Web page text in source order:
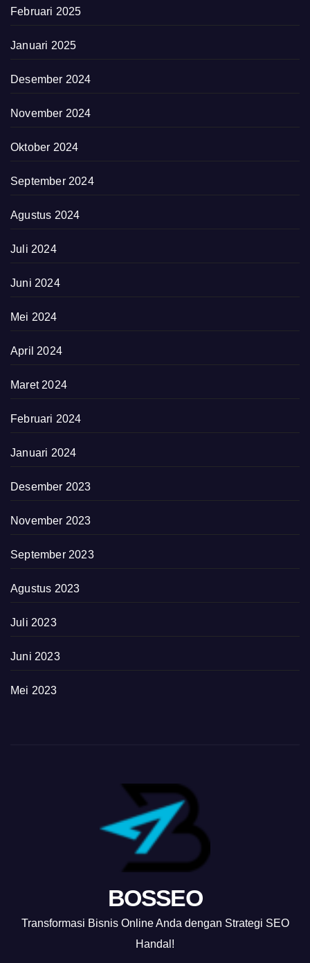
Februari 2025
Januari 2025
Desember 2024
November 2024
Oktober 2024
September 2024
Agustus 2024
Juli 2024
Juni 2024
Mei 2024
April 2024
Maret 2024
Februari 2024
Januari 2024
Desember 2023
November 2023
September 2023
Agustus 2023
Juli 2023
Juni 2023
Mei 2023
BOSSEO
Transformasi Bisnis Online Anda dengan Strategi SEO
Handal!